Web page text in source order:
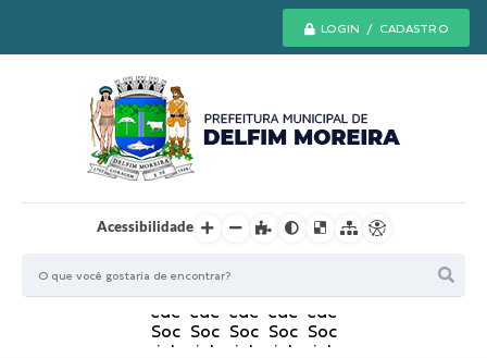
LOGIN / CADASTRO
Acessibilidade